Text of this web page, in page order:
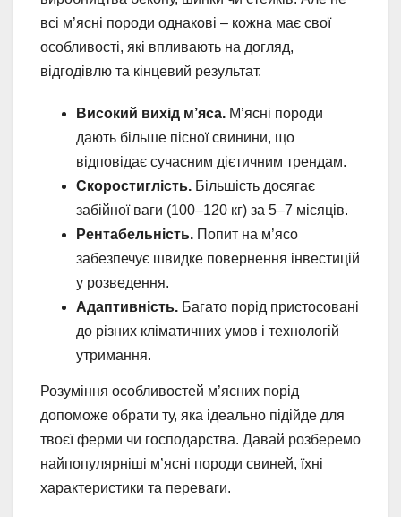
всі м’ясні породи однакові – кожна має свої
особливості, які впливають на догляд,
відгодівлю та кінцевий результат.
Високий вихід м’яса. М’ясні породи
дають більше пісної свинини, що
відповідає сучасним дієтичним трендам.
Скоростиглість. Більшість досягає
забійної ваги (100–120 кг) за 5–7 місяців.
Рентабельність. Попит на м’ясо
забезпечує швидке повернення інвестицій
у розведення.
Адаптивність. Багато порід пристосовані
до різних кліматичних умов і технологій
утримання.
Розуміння особливостей м’ясних порід
допоможе обрати ту, яка ідеально підійде для
твоєї ферми чи господарства. Давай розберемо
найпопулярніші м’ясні породи свиней, їхні
характеристики та переваги.